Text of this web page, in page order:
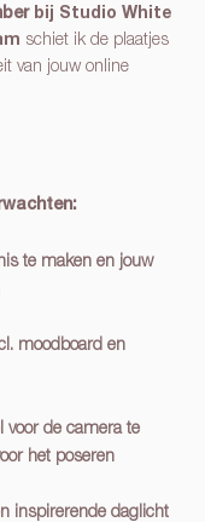
bij Studio White
schiet ik de plaatjes
van jouw online
te maken en jouw
moodboard en
voor de camera te
het poseren
inspirerende daglicht